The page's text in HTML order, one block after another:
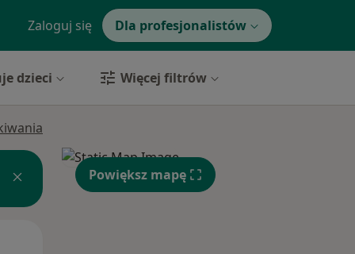
Zaloguj się Dla profesjonalistów
dzieci Więcej filtrów
Powiększ mapę